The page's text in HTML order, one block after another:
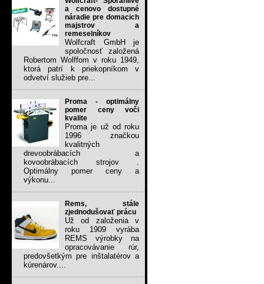
a cenovo dostupné
náradie pre domacich
majstrov a
remeselníkov
Wolfcraft GmbH je
spoločnosť založená
Robertom Wolffom v roku 1949,
ktorá patrí k priekopníkom v
odvetví služieb pre...
Proma - optimálny
pomer ceny voči
kvalite
Proma je už od roku
1996 značkou
kvalitných
drevoobrábacích a
kovoobrábacích strojov .
Optimálny pomer ceny a
výkonu...
Rems, stále
zjednodušovať prácu
Už od založenia v
roku 1909 vyrába
REMS výrobky na
opracovávanie rúr,
predovšetkým pre inštalatérov a
kúrenárov....